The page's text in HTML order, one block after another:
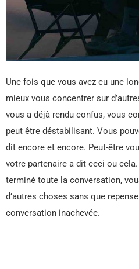
Une fois que vous avez eu une
mieux vous concentrer sur
vous a déjà rendu confus, vous
peut être déstabilisant. Vous
dit encore et encore. Peut-être
votre partenaire a dit ceci ou
terminé toute la conversation,
d’autres choses sans que
conversation inachevée.